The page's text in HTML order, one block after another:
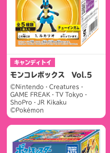
キャンディトイ
モンコレボックス Vol.5
©Nintendo・Creatures・
GAME FREAK・TV Tokyo・
ShoPro・JR Kikaku
©Pokémon